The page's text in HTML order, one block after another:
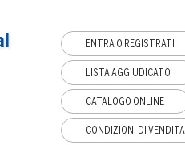
ENTRA O REGISTRATI
LISTA AGGIUDICATO
CATALOGO ONLINE
CONDIZIONI DI VENDITA